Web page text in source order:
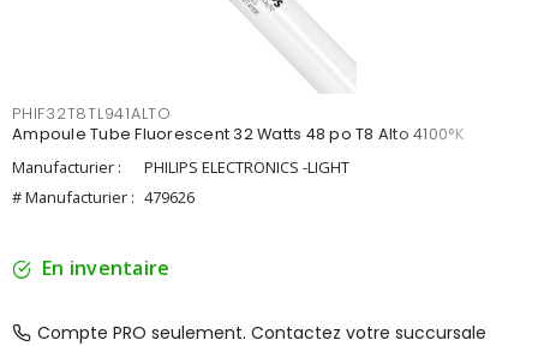
PHIF32T8TL941ALTO
Ampoule Tube Fluorescent 32 Watts 48 po T8 Alto 4100°K
Manufacturier :
PHILIPS ELECTRONICS -LIGHT
# Manufacturier : 479626
En inventaire
Compte PRO seulement. Contactez votre succursale